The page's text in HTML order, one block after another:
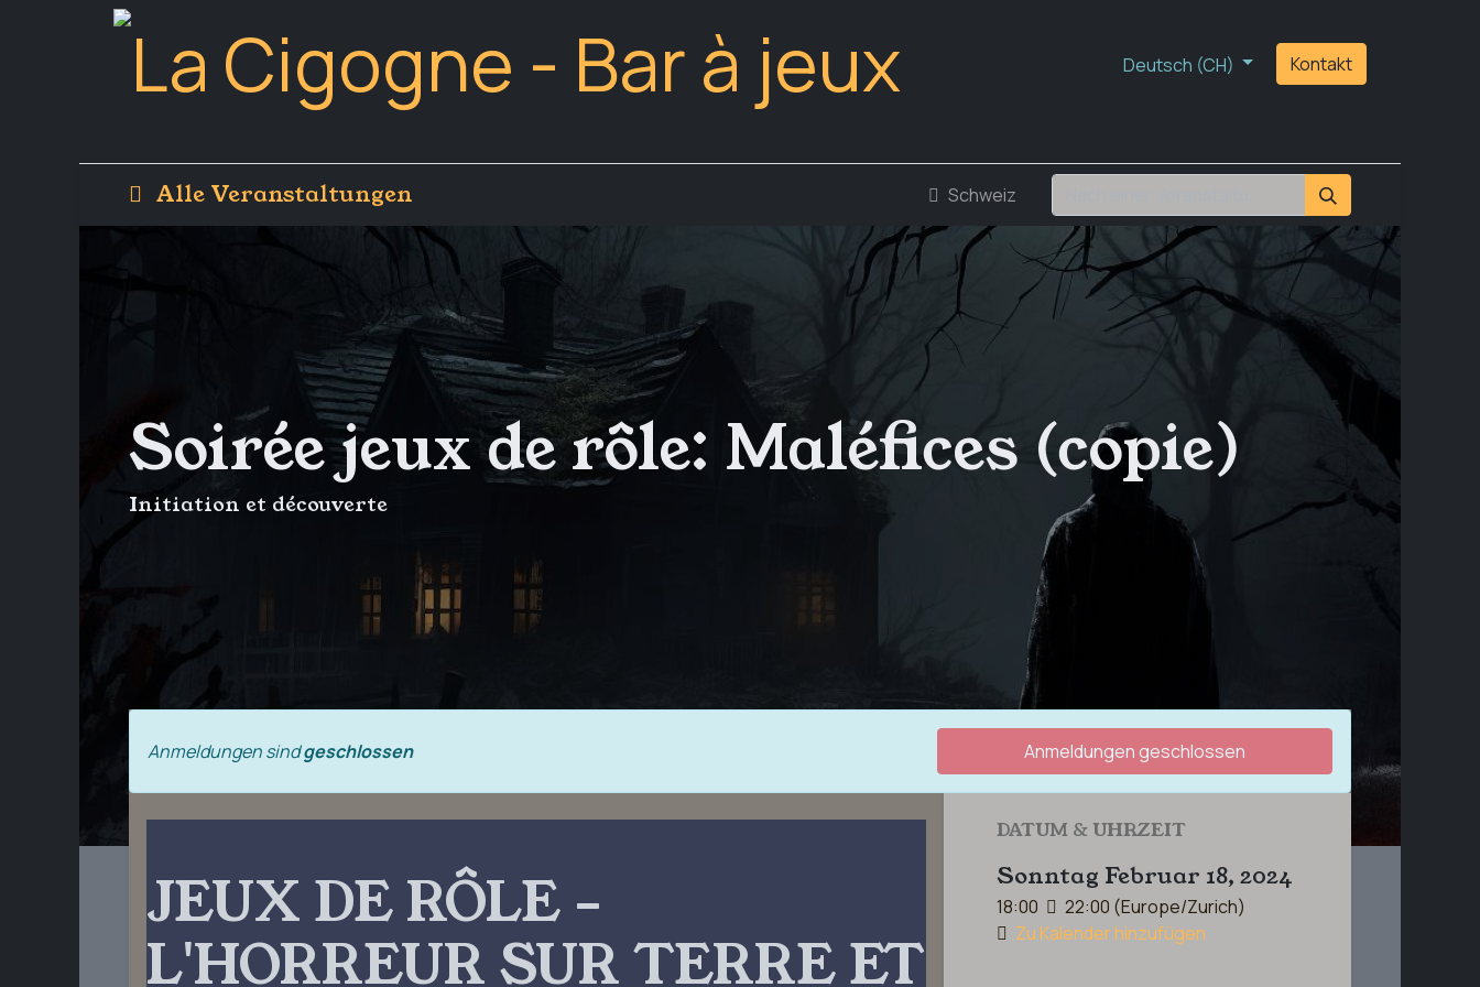
Der Verein Events Shop Mein
Deutsch (CH) Kontakt
Alle Veranstaltungen Schweiz
Soirée jeux de rôle: Maléfices (copie)
Initiation et découverte
Anmeldungen sindgeschlossen Anmeldungen geschlossen
JEUX DE RÔLE –
L'HORREUR SUR TERRE ET
DATUM & UHRZEIT
Sonntag Februar 18, 2024
18:00 22:00 (Europe/Zurich)
Zu Kalender hinzufügen